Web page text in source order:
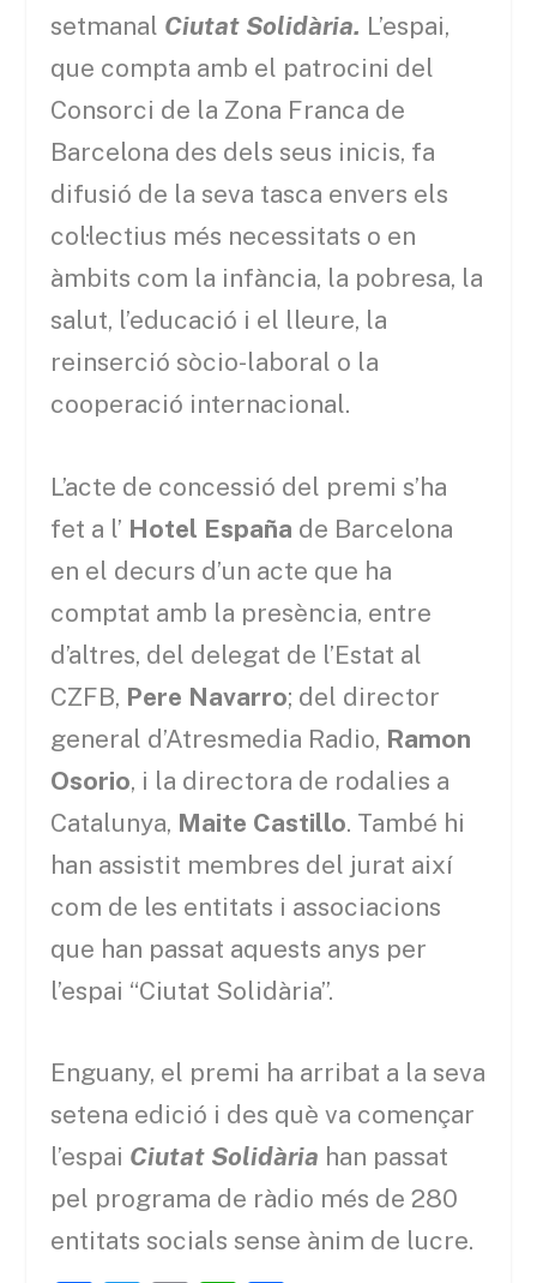
setmanal Ciutat Solidària. L’espai,
que compta amb el patrocini del
Consorci de la Zona Franca de
Barcelona des dels seus inicis, fa
difusió de la seva tasca envers els
col·lectius més necessitats o en
àmbits com la infància, la pobresa, la
salut, l’educació i el lleure, la
reinserció sòcio-laboral o la
cooperació internacional.
L’acte de concessió del premi s’ha
fet a l’ Hotel España de Barcelona
en el decurs d’un acte que ha
comptat amb la presència, entre
d’altres, del delegat de l’Estat al
CZFB, Pere Navarro; del director
general d’Atresmedia Radio, Ramon
Osorio, i la directora de rodalies a
Catalunya, Maite Castillo. També hi
han assistit membres del jurat així
com de les entitats i associacions
que han passat aquests anys per
l’espai “Ciutat Solidària”.
Enguany, el premi ha arribat a la seva
setena edició i des què va començar
l’espai Ciutat Solidària han passat
pel programa de ràdio més de 280
entitats socials sense ànim de lucre.